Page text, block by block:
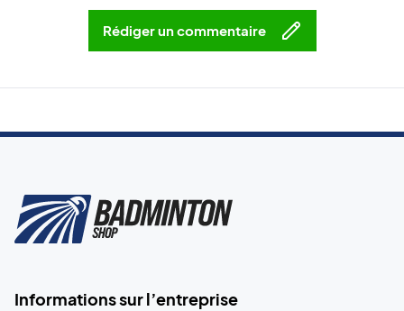
Rédiger un commentaire
Informations sur l’entreprise